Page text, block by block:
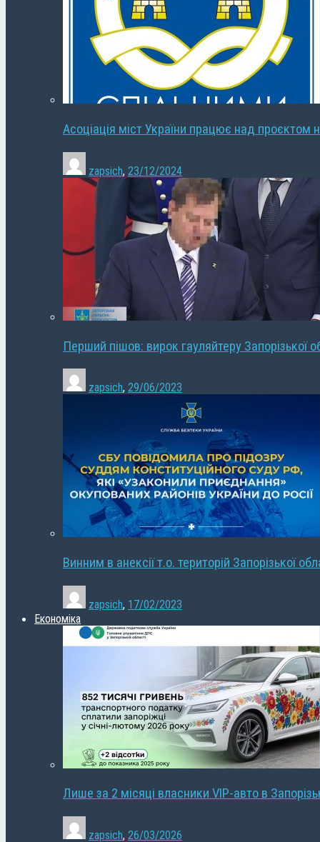
Асоціація міст України працює над проєктом
zapsich, 23/12/2024
Перший пішов: вирок гауляйтеру Запорізької
zapsich, 29/06/2023
Винним в анексії т.о. територій Запорізької
zapsich, 17/02/2023
Економіка
Лише за 2 місяці власники VIP-авто в
zapsich, 26/03/2026